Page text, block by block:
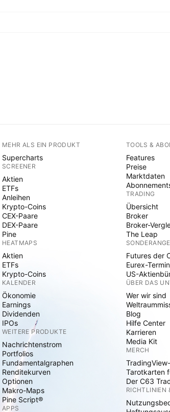
MEHR ALS EIN PRODUKT
Supercharts
SCREENER
Aktien
ETFs
Anleihen
Krypto-Coins
CEX-Paare
DEX-Paare
Pine
HEATMAPS
Aktien
ETFs
Krypto-Coins
KALENDER
Ökonomie
Earnings
Dividenden
IPOs
WEITERE PRODUKTE
Nachrichtenstrom
Portfolios
Fundamentalgraphen
Renditekurven
Optionen
Makro-Maps
Pine Script®
APPS
TOOLS &
Features
Preise
Marktdaten
TRADING
Übersicht
Broker
Broker-
The Leap
Futures der
Eurex-
US-
ÜBER DAS
Wer wir sind
Blog
Hilfe Center
Karrieren
Media Kit
MERCH
Tarotkarten
Der C63
RICHTLINIEN